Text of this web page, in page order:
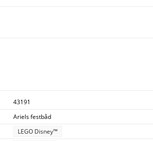
43191
Ariels festbåd
LEGO Disney™